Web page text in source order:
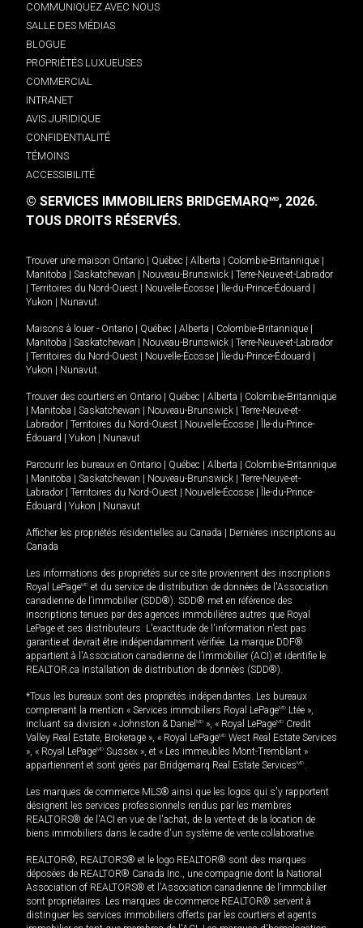
COMMUNIQUEZ AVEC NOUS
SALLE DES MÉDIAS
BLOGUE
PROPRIÉTÉS LUXUEUSES
COMMERCIAL
INTRANET
AVIS JURIDIQUE
CONFIDENTIALITÉ
TÉMOINS
ACCESSIBILITÉ
© SERVICES IMMOBILIERS BRIDGEMARQMD, 2026.
TOUS DROITS RÉSERVÉS.
Trouver une maison Ontario Québec Alberta Colombie-Britannique
Manitoba
Saskatchewan Nouveau-Brunswick
Terre-Neuve-et-Labrador
Territoires du Nord-Ouest Nouvelle-Écosse Île-du-Prince-Édouard
Yukon
Nunavut.
Maisons à louer - Ontario Québec Alberta Colombie-Britannique
Manitoba
Saskatchewan Nouveau-Brunswick
Terre-Neuve-et-Labrador
Territoires du Nord-Ouest Nouvelle-Écosse Île-du-Prince-Édouard
Yukon
Nunavut.
Trouver des courtiers en Ontario Québec Alberta
Colombie-Britannique
Manitoba Saskatchewan Nouveau-Brunswick
Terre-Neuve-et-
Labrador
Territoires du Nord-Ouest Nouvelle-Écosse
Île-du-Prince-
Édouard
Yukon Nunavut
Parcourir les bureaux en Ontario Québec Alberta
Colombie-Britannique
Manitoba Saskatchewan Nouveau-Brunswick
Terre-Neuve-et-
Labrador
Territoires du Nord-Ouest Nouvelle-Écosse
Île-du-Prince-
Édouard
Yukon Nunavut
Afficher les propriétés résidentielles au Canada
Dernières inscriptions au
Canada
Les informations des propriétés sur ce site proviennent des inscriptions
Royal LePageMD et du service de distribution de données de l'Association
canadienne de l’immobilier (SDD®). SDD® met en référence des
inscriptions tenues par des agences immobilières autres que Royal
LePage et ses distributeurs. L'exactitude de l'information n'est pas
garantie et devrait être indépendamment vérifiée. La marque DDF®
appartient à l'Association canadienne de l’immobilier (ACI) et identifie le
REALTOR.ca Installation de distribution de données (SDD®).
*Tous les bureaux sont des propriétés indépendantes. Les bureaux
comprenant la mention « Services immobiliers Royal LePageMD Ltée »,
incluant sa division « Johnston & Daniel MD », « Royal LePageMD Credit
Valley Real Estate, Brokerage », « Royal LePageMD West Real Estate Services
», « Royal LePageMD Sussex », et « Les immeubles Mont-Tremblant »
appartiennent et sont gérés par Bridgemarq Real Estate ServicesMD.
Les marques de commerce MLS® ainsi que les logos qui s'y rapportent
désignent les services professionnels rendus par les membres
REALTORS® de l'ACI en vue de l'achat, de la vente et de la location de
biens immobiliers dans le cadre d'un système de vente collaborative.
REALTOR®, REALTORS® et le logo REALTOR® sont des marques
déposées de REALTOR® Canada Inc., une compagnie dont la National
Association of REALTORS® et l'Association canadienne de l’immobilier
sont propriétaires. Les marques de commerce REALTOR® servent à
distinguer les services immobiliers offerts par les courtiers et agents